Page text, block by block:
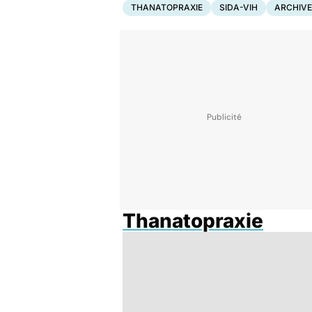
THANATOPRAXIE SIDA-VIH
Thanatopraxie